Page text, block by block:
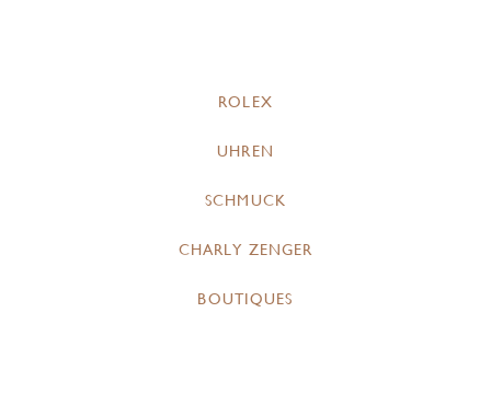
ROLEX
UHREN
SCHMUCK
CHARLY ZENGER
BOUTIQUES